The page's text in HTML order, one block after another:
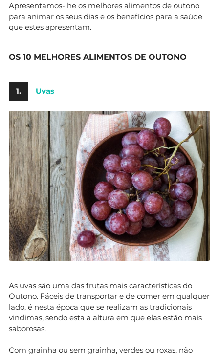
Apresentamos-lhe os melhores alimentos de outono
para animar os seus dias e os benefícios para a saúde
que estes apresentam.
OS 10 MELHORES ALIMENTOS DE OUTONO
1. Uvas
As uvas são uma das frutas mais características do
Outono. Fáceis de transportar e de comer em qualquer
lado, é nesta época que se realizam as tradicionais
vindimas, sendo esta a altura em que elas estão mais
saborosas.
Com grainha ou sem grainha, verdes ou roxas, não